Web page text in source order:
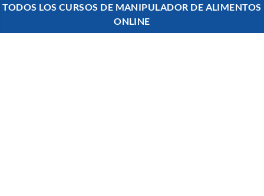
TODOS LOS CURSOS DE MANIPULADOR DE ALIMENTOS
ONLINE